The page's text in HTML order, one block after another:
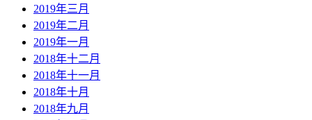
2019年三月
2019年二月
2019年一月
2018年十二月
2018年十一月
2018年十月
2018年九月